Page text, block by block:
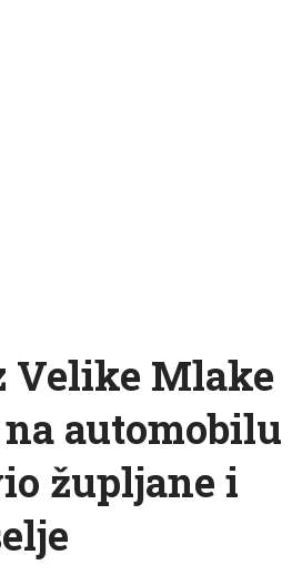
Velike Mlake
automobilu
župljane i